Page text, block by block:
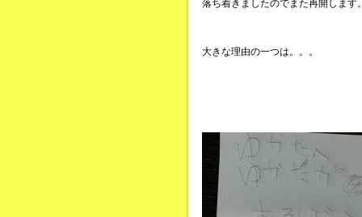
落ち着きましたのでまた再開します
大きな理由の一つは。。。